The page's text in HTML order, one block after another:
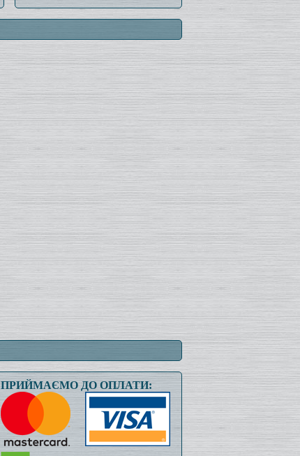
ПРИЙМАЄМО ДО ОПЛАТИ: